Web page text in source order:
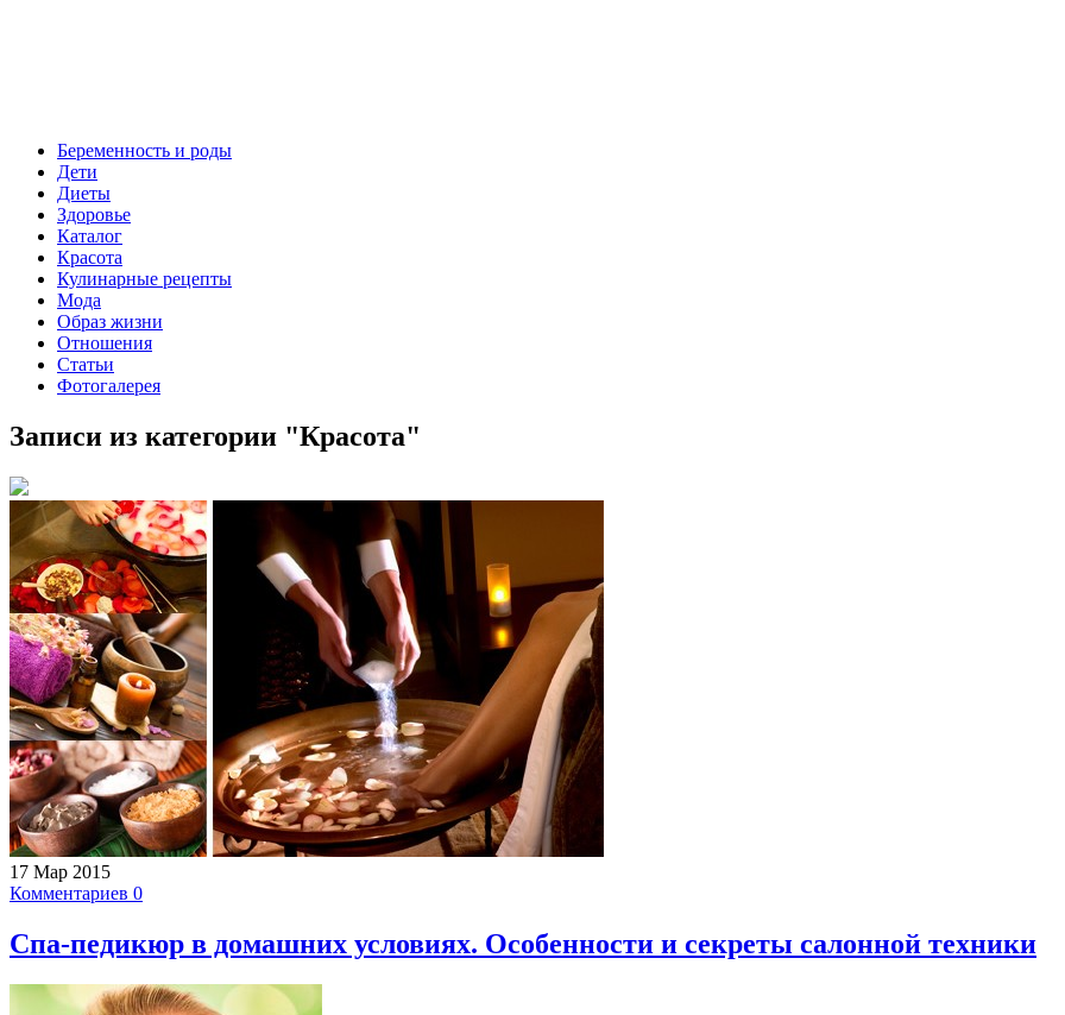
Беременность и роды
Дети
Диеты
Здоровье
Каталог
Красота
Кулинарные рецепты
Мода
Образ жизни
Отношения
Статьи
Фотогалерея
Записи из категории "Красота"
17 Мар 2015
Комментариев 0
Спа-педикюр в домашних условиях. Особенности и секреты салонной техники